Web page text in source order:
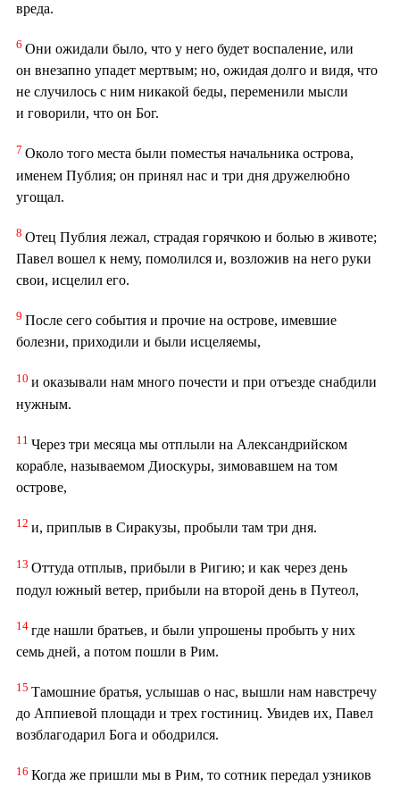
вреда.
6 Они ожидали было, что у него будет воспаление, или
он внезапно упадет мертвым; но, ожидая долго и видя, что
не случилось с ним никакой беды, переменили мысли
и говорили, что он Бог.
7 Около того места были поместья начальника острова,
именем Публия; он принял нас и три дня дружелюбно
угощал.
8 Отец Публия лежал, страдая горячкою и болью в животе;
Павел вошел к нему, помолился и, возложив на него руки
свои, исцелил его.
9 После сего события и прочие на острове, имевшие
болезни, приходили и были исцеляемы,
10 и оказывали нам много почести и при отъезде снабдили
нужным.
11 Через три месяца мы отплыли на Александрийском
корабле, называемом Диоскуры, зимовавшем на том
острове,
12 и, приплыв в Сиракузы, пробыли там три дня.
13 Оттуда отплыв, прибыли в Ригию; и как через день
подул южный ветер, прибыли на второй день в Путеол,
14 где нашли братьев, и были упрошены пробыть у них
семь дней, а потом пошли в Рим.
15 Тамошние братья, услышав о нас, вышли нам навстречу
до Аппиевой площади и трех гостиниц. Увидев их, Павел
возблагодарил Бога и ободрился.
16 Когда же пришли мы в Рим, то сотник передал узников